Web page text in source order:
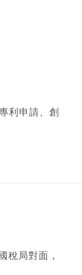
利申請、創
稅局對面，